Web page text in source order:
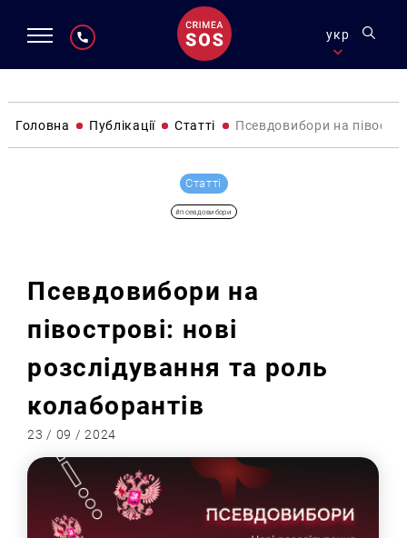
укр
Головна Публікації Статті Псевдовибори на
Статті
#псевдовибори
Псевдовибори на
півострові: нові
розслідування та роль
колаборантів
23 / 09 / 2024